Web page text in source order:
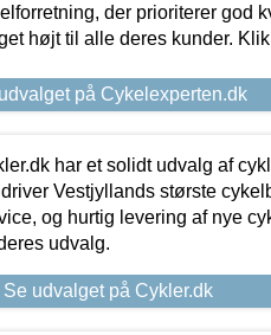
der prioriterer god
højt til alle deres kunder.
på Cykelexperten.dk
har et solidt udvalg af
Vestjyllands største
og hurtig levering af nye
udvalg.
Se udvalget på Cykler.dk